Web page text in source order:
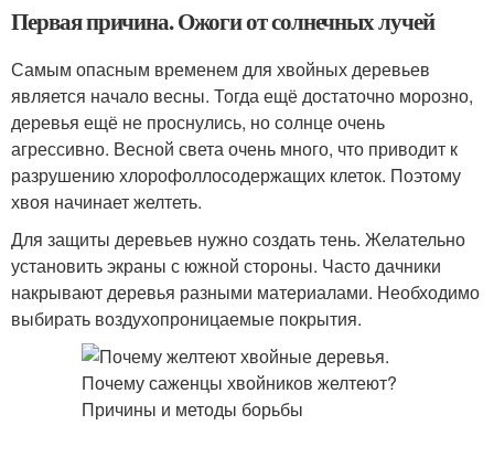
Первая причина. Ожоги от солнечных лучей
Самым опасным временем для хвойных деревьев
является начало весны. Тогда ещё достаточно морозно,
деревья ещё не проснулись, но солнце очень
агрессивно. Весной света очень много, что приводит к
разрушению хлорофоллосодержащих клеток. Поэтому
хвоя начинает желтеть.
Для защиты деревьев нужно создать тень. Желательно
установить экраны с южной стороны. Часто дачники
накрывают деревья разными материалами. Необходимо
выбирать воздухопроницаемые покрытия.